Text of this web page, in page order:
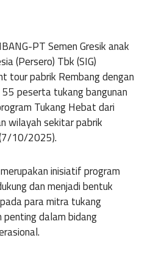
PT Semen Gresik anak
(Persero) Tbk (SIG)
tour pabrik Rembang dengan
peserta tukang bangunan
Tukang Hebat dari
wilayah sekitar pabrik
10/2025).
inisiatif program
dan menjadi bentuk
para mitra tukang
penting dalam bidang